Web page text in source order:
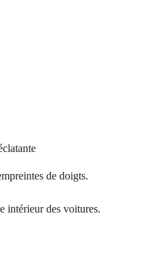
de doigts.
intérieur des voitures.